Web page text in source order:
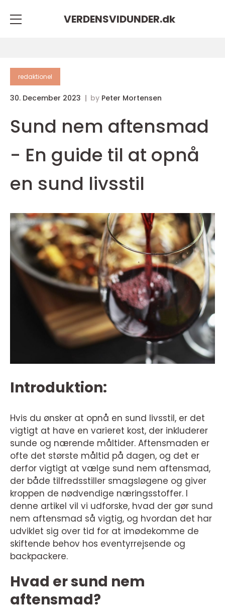
VERDENSVIDUNDER.dk
redaktionel
30. December 2023 by Peter Mortensen
Sund nem aftensmad
- En guide til at opnå
en sund livsstil
Introduktion:
Hvis du ønsker at opnå en sund livsstil, er det
vigtigt at have en varieret kost, der inkluderer
sunde og nærende måltider. Aftensmaden er
ofte det største måltid på dagen, og det er
derfor vigtigt at vælge sund nem aftensmad,
der både tilfredsstiller smagsløgene og giver
kroppen de nødvendige næringsstoffer. I
denne artikel vil vi udforske, hvad der gør sund
nem aftensmad så vigtig, og hvordan det har
udviklet sig over tid for at imødekomme de
skiftende behov hos eventyrrejsende og
backpackere.
Hvad er sund nem
aftensmad?